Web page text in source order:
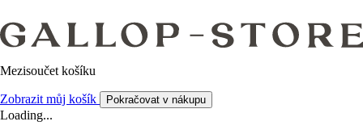
Mezisoučet košíku
Zobrazit můj košík Pokračovat v nákupu
Loading...